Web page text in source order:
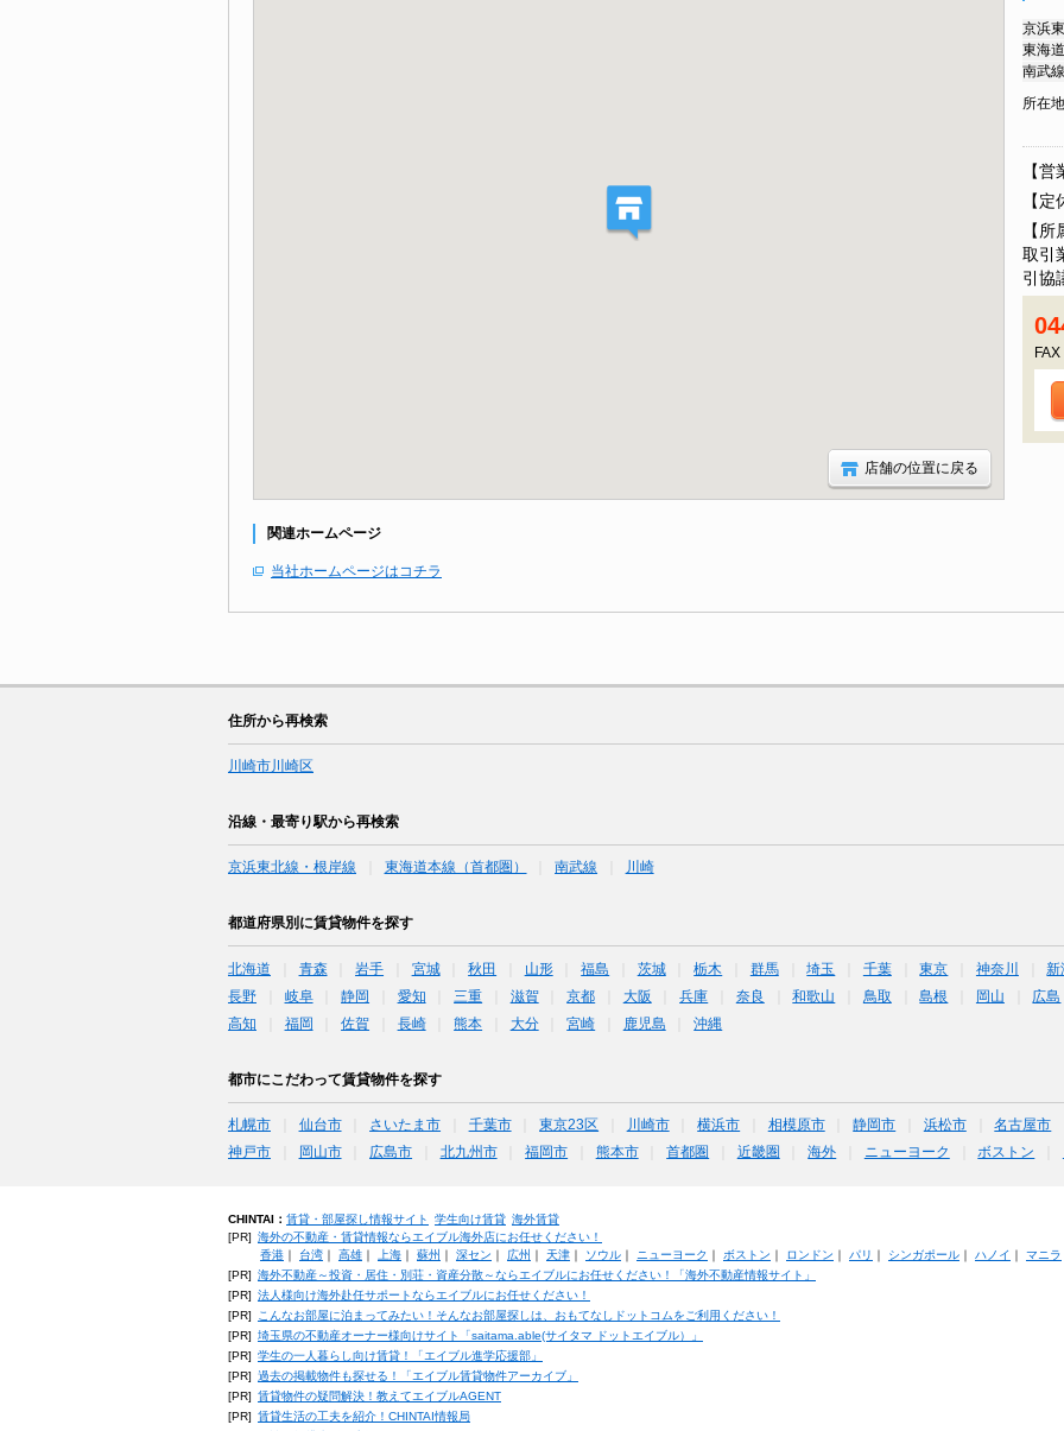
京浜
東海
南武
所在地
【
【
【
取引
引協
店舗の位置に戻る
関連ホームページ
当社ホームページはコチラ
住所から再検索
川崎市川崎区
沿線・最寄り駅から再検索
京浜東北線・根岸線 東海道本線（首都圏） 南武線 川崎
都道府県別に賃貸物件を探す
北海道 青森 岩手 宮城 秋田 山形 福島 茨城 栃木 群馬 埼玉 千葉 東京 神奈川
新
長野
岐阜 静岡 愛知 三重 滋賀 京都 大阪 兵庫 奈良 和歌山 鳥取 島根 岡山
広島
高知
福岡 佐賀 長崎 熊本 大分 宮崎 鹿児島 沖縄
都市にこだわって賃貸物件を探す
札幌市 仙台市 さいたま市 千葉市 東京23区 川崎市 横浜市 相模原市 静岡市 浜松市
名古屋市
神戸市
岡山市 広島市 北九州市 福岡市 熊本市 首都圏 近畿圏 海外 ニューヨーク ボストン
CHINTAI： 賃貸・部屋探し情報サイト 学生向け賃貸 海外賃貸
[PR] 海外の不動産・賃貸情報ならエイブル海外店にお任せください！
香港｜ 台湾｜ 高雄｜ 上海｜ 蘇州 ｜ 深セン ｜ 広州 ｜ 天津｜ ソウル｜ ニューヨーク ｜ ボストン ｜ ロンドン ｜ パリ ｜ シンガポール｜ ハノイ ｜ マニラ
[PR] 海外不動産～投資・居住・別荘・資産分散～ならエイブルにお任せください！「海外不動産情報サイト」
[PR] 法人様向け海外赴任サポートならエイブルにお任せください！
[PR]
こんなお部屋に泊まってみたい！そんなお部屋探しは、おもてなしドットコムをご利用ください！
[PR] 埼玉県の不動産オーナー様向けサイト「saitama.able(サイタマ ドットエイブル）」
[PR] 学生の一人暮らし向け賃貸！「エイブル進学応援部」
[PR] 過去の掲載物件も探せる！「エイブル賃貸物件アーカイブ」
[PR] 賃貸物件の疑問解決！教えてエイブルAGENT
[PR] 賃貸生活の工夫を紹介！CHINTAI情報局